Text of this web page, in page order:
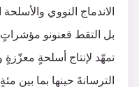
الاندماج النووي
بل التقط فعنونو
تمهّد لإنتاج أسلحةٍ معزّزةٍ
الترسانةَ حينها بما بين